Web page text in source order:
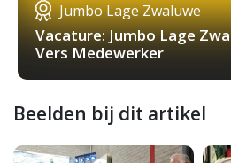
Jumbo Lage Zwaluwe
Vacature: Jumbo Lage
Vers Medewerker
Beelden bij dit artikel